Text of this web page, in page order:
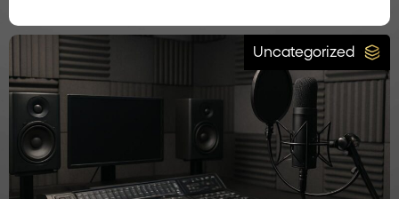
Uncategorized